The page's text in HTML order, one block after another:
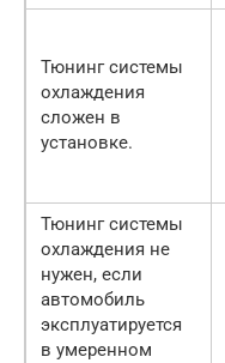
Тюнинг системы
охлаждения
сложен в
установке.
Тюнинг системы
охлаждения не
нужен, если
автомобиль
эксплуатируется
в умеренном